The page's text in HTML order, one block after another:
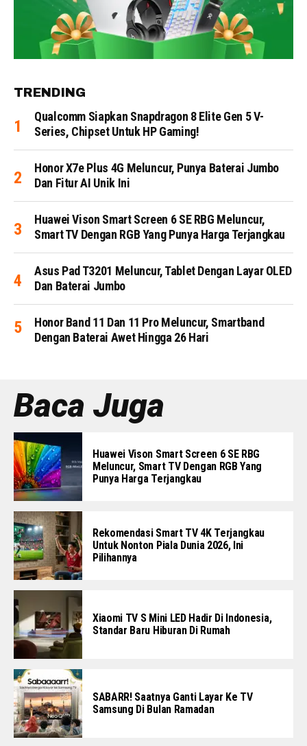
TRENDING
Qualcomm Siapkan Snapdragon 8 Elite Gen 5 V-
Series, Chipset Untuk HP Gaming!
Honor X7e Plus 4G Meluncur, Punya Baterai Jumbo
Dan Fitur AI Unik Ini
Huawei Vison Smart Screen 6 SE RBG Meluncur,
Smart TV Dengan RGB Yang Punya Harga Terjangkau
Asus Pad T3201 Meluncur, Tablet Dengan Layar OLED
Dan Baterai Jumbo
Honor Band 11 Dan 11 Pro Meluncur, Smartband
Dengan Baterai Awet Hingga 26 Hari
Baca Juga
Huawei Vison Smart Screen 6 SE RBG
Meluncur, Smart TV Dengan RGB Yang
Punya Harga Terjangkau
Rekomendasi Smart TV 4K Terjangkau
Untuk Nonton Piala Dunia 2026, Ini
Pilihannya
Xiaomi TV S Mini LED Hadir Di Indonesia,
Standar Baru Hiburan Di Rumah
SABARR! Saatnya Ganti Layar Ke TV
Samsung Di Bulan Ramadan